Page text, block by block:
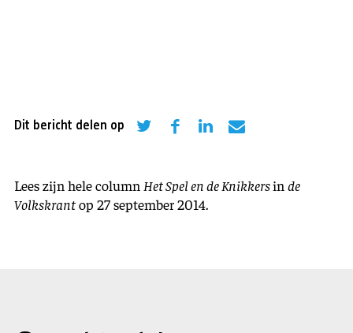
Dit bericht delen op
Lees zijn hele column Het Spel en de Knikkersin de
Volkskrantop 27 september 2014.